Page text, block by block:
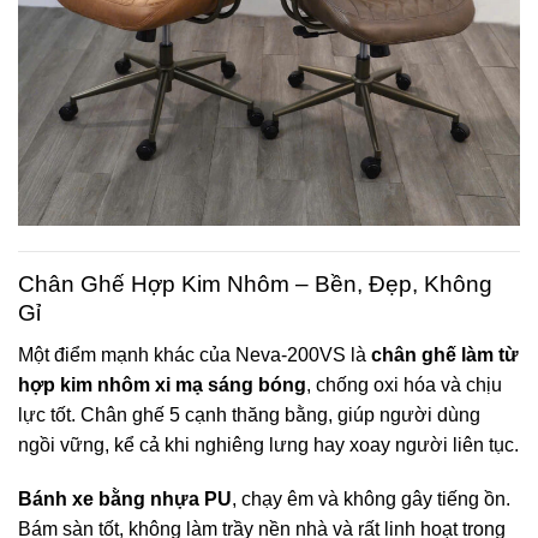
Chân Ghế Hợp Kim Nhôm – Bền, Đẹp, Không
Gỉ
Một điểm mạnh khác của Neva-200VS là chân ghế làm từ
hợp kim nhôm xi mạ sáng bóng, chống oxi hóa và chịu
lực tốt. Chân ghế 5 cạnh thăng bằng, giúp người dùng
ngồi vững, kể cả khi nghiêng lưng hay xoay người liên tục.
Bánh xe bằng nhựa PU, chạy êm và không gây tiếng ồn.
Bám sàn tốt, không làm trầy nền nhà và rất linh hoạt trong